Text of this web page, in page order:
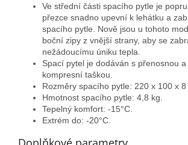
Ve střední části spacího pytle je
přezce snadno upevní k lehátku a
spacího pytle. Nově jsou u tohoto
boční zipy z vnější strany, aby se
nežádoucímu úniku tepla.
Spací pytel je dodáván s přenosnou
kompresní taškou.
Rozměry spacího pytle: 220 x 100 x 8
Hmotnost spacího pytle: 4,8 kg.
Tepelný komfort: -15°C.
Extrém do: -20°C.